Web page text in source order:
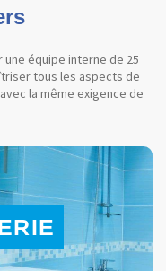
équipe interne de 25
tous les aspects de
la même exigence de